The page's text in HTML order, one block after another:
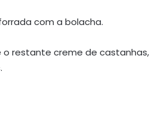
com a bolacha.
restante creme de castanhas,